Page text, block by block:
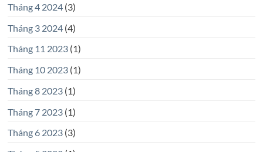
Tháng 4 2024(3)
Tháng 3 2024(4)
Tháng 11 2023(1)
Tháng 10 2023(1)
Tháng 8 2023(1)
Tháng 7 2023(1)
Tháng 6 2023(3)